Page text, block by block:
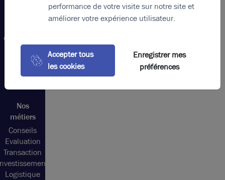
commerces
Métropole
de Lyon
Nos
métiers
Conseils
Evaluation
Transaction
Logistique
performance de votre visite sur notre site et
améliorer votre expérience utilisateur.
Accepter tous
les cookies
Enregistrer mes
préférences